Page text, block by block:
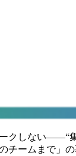
クしない――“
チームまで」